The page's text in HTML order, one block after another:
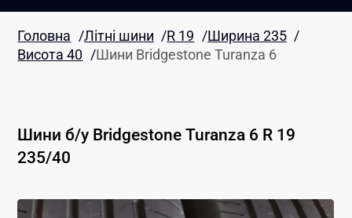
Головна /Літні шини /R 19 /Ширина 235 /
Висота 40 /Шини Bridgestone Turanza 6
Шини б/у Bridgestone Turanza 6 R 19
235/40